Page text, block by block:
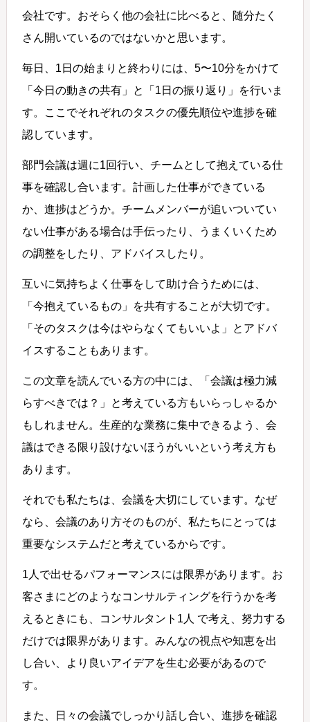
会社です。おそらく他の会社に比べると、随分たく
さん開いているのではないかと思います。
毎日、1日の始まりと終わりには、5〜10分をかけて
「今日の動きの共有」と「1日の振り返り」を行いま
す。ここでそれぞれのタスクの優先順位や進捗を確
認しています。
部門会議は週に1回行い、チームとして抱えている仕
事を確認し合います。計画した仕事ができている
か、進捗はどうか。チームメンバーが追いついてい
ない仕事がある場合は手伝ったり、うまくいくため
の調整をしたり、アドバイスしたり。
互いに気持ちよく仕事をして助け合うためには、
「今抱えているもの」を共有することが大切です。
「そのタスクは今はやらなくてもいいよ」とアドバ
イスすることもあります。
この文章を読んでいる方の中には、「会議は極力減
らすべきでは？」と考えている方もいらっしゃるか
もしれません。生産的な業務に集中できるよう、会
議はできる限り設けないほうがいいという考え方も
あります。
それでも私たちは、会議を大切にしています。なぜ
なら、会議のあり方そのものが、私たちにとっては
重要なシステムだと考えているからです。
1人で出せるパフォーマンスには限界があります。お
客さまにどのようなコンサルティングを行うかを考
えるときにも、コンサルタント1人 で考え、努力する
だけでは限界があります。みんなの視点や知恵を出
し合い、より良いアイデアを生む必要があるので
す。
また、日々の会議でしっかり話し合い、進捗を確認